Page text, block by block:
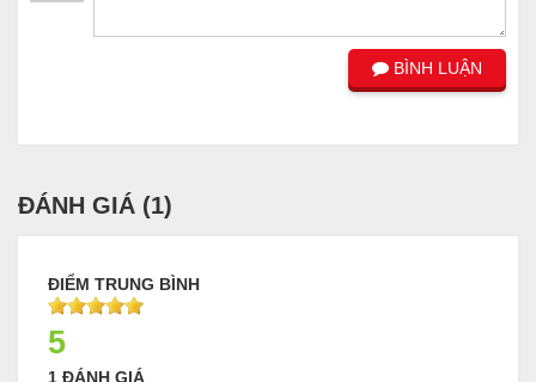
BÌNH LUẬN
ĐÁNH GIÁ (1)
ĐIỂM TRUNG BÌNH
5
1 ĐÁNH GIÁ